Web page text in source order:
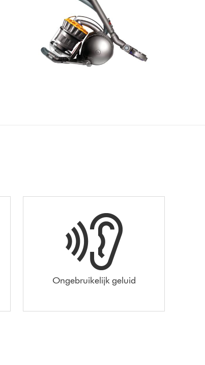
Ongebruikelijk geluid